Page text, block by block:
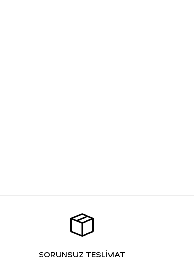
SORUNSUZ TESLİMAT